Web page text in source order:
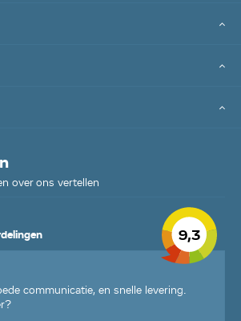
over ons vertellen
9,3
communicatie, en snelle levering.